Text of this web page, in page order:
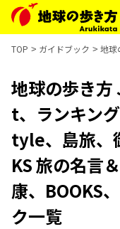
TOP ガイドブック 地球
地球の歩き方
t、ランキン
tyle、島旅、
KS 旅の名言
康、BOOKS
ク一覧